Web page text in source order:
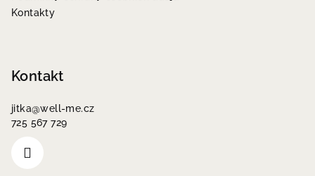
Kontakty
Kontakt
jitka@well-me.cz
725 567 729